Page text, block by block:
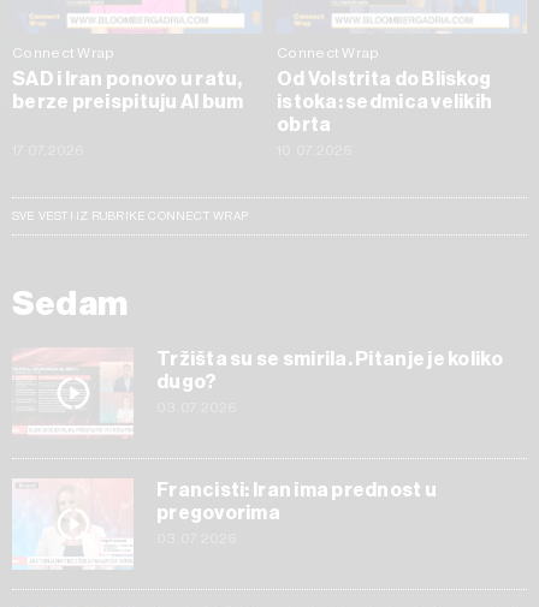
Connect Wrap
SAD i Iran ponovo u ratu,
berze preispituju AI bum
Connect Wrap
Od Volstrita do Bliskog
istoka: sedmica velikih
obrta
SVE VESTI IZ RUBRIKE CONNECT WRAP
Sedam
Tržišta su se smirila. Pitanje je koliko
dugo?
Francisti: Iran ima prednost u
pregovorima